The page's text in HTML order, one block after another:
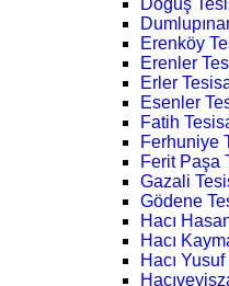
Doğuş
Erenköy
Erenler
Erler
Esenler
Fatih
Ferhuniye
Ferit Paşa
Gazali
Gödene
Hacı
Hacı
Hacı